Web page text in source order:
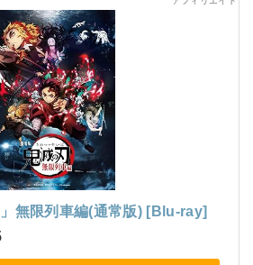
無限列車編(通常版) [Blu-ray]